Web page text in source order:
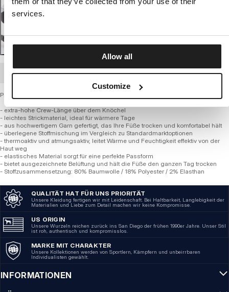
services.
Allow all
Customize
GROSSHANDELSBESTELLUNG
Pitbull Socken – HIGH CREW HILLTOP Light (3er-Pack)
- extra-hohe Crew-Länge über dem Knöchel
- leichtes Strickmaterial, ideal für wärmere Tage
- aus hochwertigem Garn gefertigt, das Ihre Füße trocken und komfortabel hält
- überlegene Stoffmischung im Vergleich zu Standardmarktoptionen
- thermoaktiv und atmungsaktiv, leitet Wärme und Feuchtigkeit effektiv von der
Haut weg
- elastisches Material sorgt für eine perfekte Passform
- bietet ausgezeichnete Belüftung und hält die Füße den ganzen Tag trocken
- Stoffzusammensetzung: 80% Baumwolle / 18% Polyester / 2% Elasthan
QUALITÄT HAT FÜR UNS PRIORITÄT
Unsere Kleidung fertigen wir mit Leidenschaft. Bei Haltbarkeit, Langlebigkeit der
Materialien und Liebe zum Detail machen wir keine Kompromisse.
US ORIGIN
Unsere Wurzeln reichen zurück ins San Diego der frühen 1990er Jahre. Unser Stil
ist roh, authentisch und kompromisslos.
MARKE MIT CHARAKTER
Unsere Kollektionen werden von Sportlern, Kämpfern und unbeirrbaren
Individualisten gewählt.
INFORMATIONEN